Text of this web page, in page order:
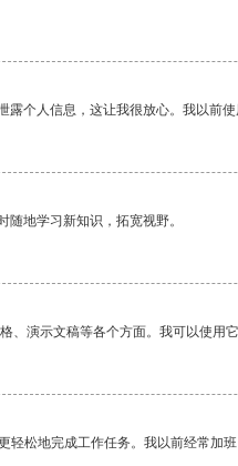
个人信息，这让我很放心。我以前
地学习新知识，拓宽视野。
、演示文稿等各个方面。我可以使用
松地完成工作任务。我以前经常加